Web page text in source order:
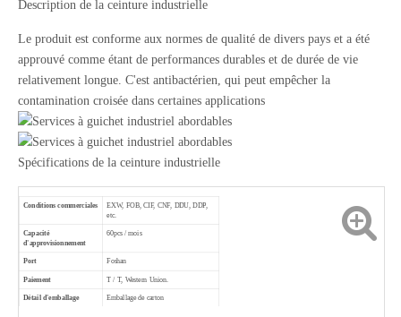
Description de la ceinture industrielle
Le produit est conforme aux normes de qualité de divers pays et a été
approuvé comme étant de performances durables et de durée de vie
relativement longue. C'est antibactérien, qui peut empêcher la
contamination croisée dans certaines applications
Spécifications de la ceinture industrielle
Conditions commerciales EXW, FOB, CIF, CNF, DDU, DDP,
etc.
Capacité
d'approvisionnement
60pcs / mois
Port Foshan
Paiement T / T, Western Union.
Détail d'emballage Emballage de carton